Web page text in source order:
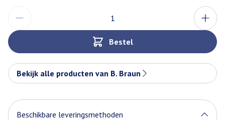
Bestel
Bekijk alle producten van B. Braun
Beschikbare leveringsmethoden